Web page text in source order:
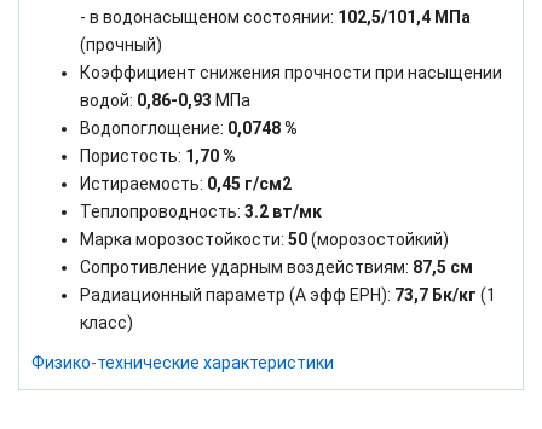
- в водонасыщеном состоянии: 102,5/101,4 МПа
(прочный)
Коэффициент снижения прочности при насыщении
водой: 0,86-0,93 МПа
Водопоглощение: 0,0748 %
Пористость: 1,70 %
Истираемость: 0,45 г/см2
Теплопроводность: 3.2 вт/мк
Марка морозостойкости: 50(морозостойкий)
Сопротивление ударным воздействиям: 87,5 см
Радиационный параметр (А эфф ЕРН): 73,7 Бк/кг (1
класс)
Физико-технические характеристики